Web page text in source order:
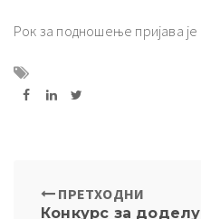
Рок за подношење пријава је
ПРЕТХОДНИ